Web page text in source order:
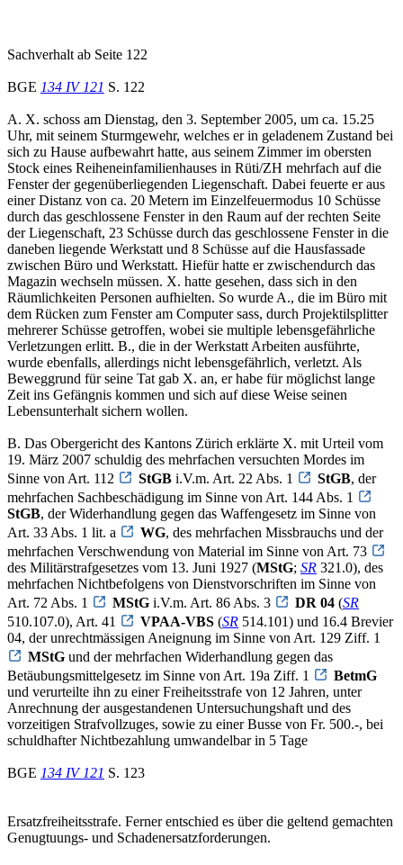
Sachverhalt ab Seite 122
BGE 134 IV 121 S. 122
A. X. schoss am Dienstag, den 3. September 2005, um ca. 15.25
Uhr, mit seinem Sturmgewehr, welches er in geladenem Zustand bei
sich zu Hause aufbewahrt hatte, aus seinem Zimmer im obersten
Stock eines Reiheneinfamilienhauses in Rüti/ZH mehrfach auf die
Fenster der gegenüberliegenden Liegenschaft. Dabei feuerte er aus
einer Distanz von ca. 20 Metern im Einzelfeuermodus 10 Schüsse
durch das geschlossene Fenster in den Raum auf der rechten Seite
der Liegenschaft, 23 Schüsse durch das geschlossene Fenster in die
daneben liegende Werkstatt und 8 Schüsse auf die Hausfassade
zwischen Büro und Werkstatt. Hiefür hatte er zwischendurch das
Magazin wechseln müssen. X. hatte gesehen, dass sich in den
Räumlichkeiten Personen aufhielten. So wurde A., die im Büro mit
dem Rücken zum Fenster am Computer sass, durch Projektilsplitter
mehrerer Schüsse getroffen, wobei sie multiple lebensgefährliche
Verletzungen erlitt. B., die in der Werkstatt Arbeiten ausführte,
wurde ebenfalls, allerdings nicht lebensgefährlich, verletzt. Als
Beweggrund für seine Tat gab X. an, er habe für möglichst lange
Zeit ins Gefängnis kommen und sich auf diese Weise seinen
Lebensunterhalt sichern wollen.
B. Das Obergericht des Kantons Zürich erklärte X. mit Urteil vom
19. März 2007 schuldig des mehrfachen versuchten Mordes im
Sinne von Art. 112
StGB i.V.m. Art. 22 Abs. 1 StGB, der
mehrfachen Sachbeschädigung im Sinne von Art. 144 Abs. 1
StGB, der Widerhandlung gegen das Waffengesetz im Sinne von
Art. 33 Abs. 1 lit. a
WG, des mehrfachen Missbrauchs und der
mehrfachen Verschwendung von Material im Sinne von Art. 73
des Militärstrafgesetzes vom 13. Juni 1927 (MStG; SR 321.0), des
mehrfachen Nichtbefolgens von Dienstvorschriften im Sinne von
Art. 72 Abs. 1
MStG i.V.m. Art. 86 Abs. 3 DR 04 (SR
510.107.0), Art. 41
VPAA-VBS (SR 514.101) und 16.4 Brevier
04, der unrechtmässigen Aneignung im Sinne von Art. 129 Ziff. 1
MStG und der mehrfachen Widerhandlung gegen das
Betäubungsmittelgesetz im Sinne von Art. 19a Ziff. 1
BetmG
und verurteilte ihn zu einer Freiheitsstrafe von 12 Jahren, unter
Anrechnung der ausgestandenen Untersuchungshaft und des
vorzeitigen Strafvollzuges, sowie zu einer Busse von Fr. 500.-, bei
schuldhafter Nichtbezahlung umwandelbar in 5 Tage
BGE 134 IV 121 S. 123
Ersatzfreiheitsstrafe. Ferner entschied es über die geltend gemachten
Genugtuungs- und Schadenersatzforderungen.